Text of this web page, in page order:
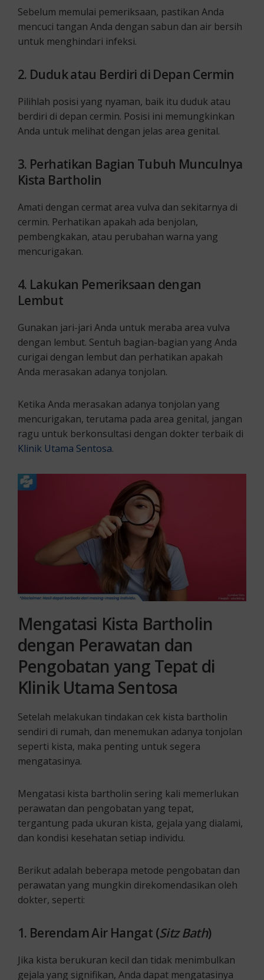
Sebelum memulai pemeriksaan, pastikan Anda
mencuci tangan Anda dengan sabun dan air bersih
untuk menghindari infeksi.
2. Duduk atau Berdiri di Depan Cermin
Pilihlah posisi yang nyaman, baik itu duduk atau
berdiri di depan cermin. Posisi ini memungkinkan
Anda untuk melihat dengan jelas area genital.
3. Perhatikan Bagian Tubuh Munculnya
Kista Bartholin
Amati dengan cermat area vulva dan sekitarnya di
cermin. Perhatikan apakah ada benjolan,
pembengkakan, atau perubahan warna yang
mencurigakan.
4. Lakukan Pemeriksaan dengan
Lembut
Gunakan jari-jari Anda untuk meraba area vulva
dengan lembut. Sentuh bagian-bagian yang Anda
curigai dengan lembut dan perhatikan apakah
Anda merasakan adanya tonjolan.
Ketika Anda merasakan adanya tonjolan yang
mencurigakan, terutama pada area genital, jangan
ragu untuk berkonsultasi dengan dokter terbaik di
Klinik Utama Sentosa.
Mengatasi Kista Bartholin
dengan Perawatan dan
Pengobatan yang Tepat di
Klinik Utama Sentosa
Setelah melakukan tindakan cek kista bartholin
sendiri di rumah, dan menemukan adanya tonjolan
seperti kista, maka penting untuk segera
mengatasinya.
Mengatasi kista bartholin sering kali memerlukan
perawatan dan pengobatan yang tepat,
tergantung pada ukuran kista, gejala yang dialami,
dan kondisi kesehatan setiap individu.
Berikut adalah beberapa metode pengobatan dan
perawatan yang mungkin direkomendasikan oleh
dokter, seperti:
1. Berendam Air Hangat (Sitz Bath)
Jika kista berukuran kecil dan tidak menimbulkan
gejala yang signifikan, Anda dapat mengatasinya